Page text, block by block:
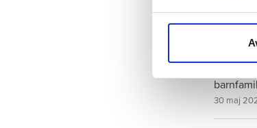
sociala medier
till de sociala
30 maj